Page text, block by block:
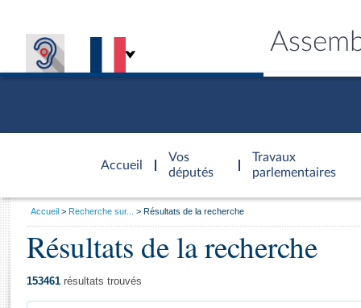
Accueil
d'accueil
Vos
députés
Travaux
parlementaires
Général
Vous
Accueil Recherche sur... Résultats de la recherche
Résultats de la recherche
153461 résultats trouvés